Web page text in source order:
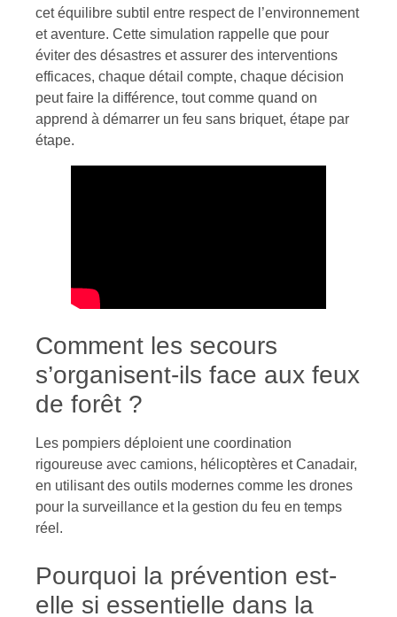
cet équilibre subtil entre respect de l’environnement
et aventure. Cette simulation rappelle que pour
éviter des désastres et assurer des interventions
efficaces, chaque détail compte, chaque décision
peut faire la différence, tout comme quand on
apprend à démarrer un feu sans briquet, étape par
étape.
Comment les secours
s’organisent-ils face aux feux
de forêt ?
Les pompiers déploient une coordination
rigoureuse avec camions, hélicoptères et Canadair,
en utilisant des outils modernes comme les drones
pour la surveillance et la gestion du feu en temps
réel.
Pourquoi la prévention est-
elle si essentielle dans la